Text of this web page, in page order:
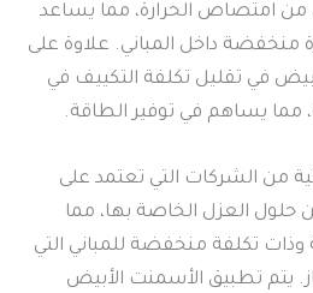
امتصاص الحرارة، مما يساعد
منخفضة داخل المباني. علاوة على
في تقليل تكلفة التكييف في
مما يساهم في توفير الطاقة.
من الشركات التي تعتمد على
العزل الخاصة بها، مما
تكلفة منخفضة للمباني التي
يتم تطبيق الأسمنت الأبيض